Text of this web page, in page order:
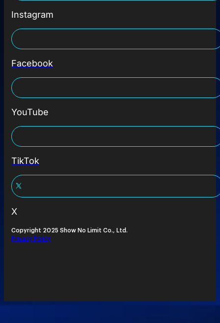
Instagram
Facebook
YouTube
TikTok
X
Copyright 2025 Show No Limit Co., Ltd.
Privacy Policy